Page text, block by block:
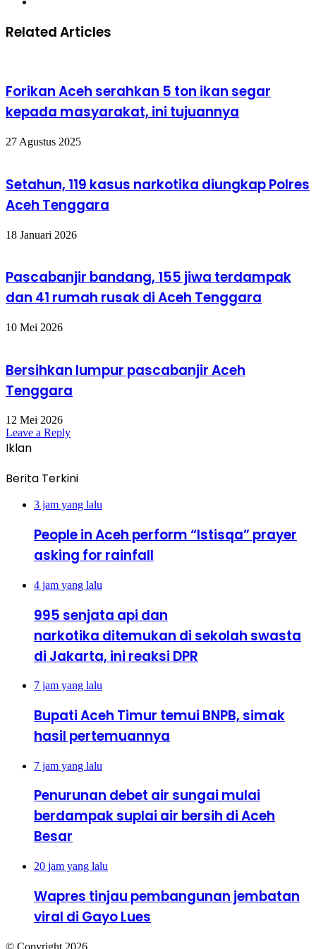
Related Articles
Forikan Aceh serahkan 5 ton ikan segar
kepada masyarakat, ini tujuannya
27 Agustus 2025
Setahun, 119 kasus narkotika diungkap Polres
Aceh Tenggara
18 Januari 2026
Pascabanjir bandang, 155 jiwa terdampak
dan 41 rumah rusak di Aceh Tenggara
10 Mei 2026
Bersihkan lumpur pascabanjir Aceh
Tenggara
12 Mei 2026
Leave a Reply
Iklan
Berita Terkini
3 jam yang lalu
People in Aceh perform “Istisqa” prayer
asking for rainfall
4 jam yang lalu
995 senjata api dan
narkotika ditemukan di sekolah swasta
di Jakarta, ini reaksi DPR
7 jam yang lalu
Bupati Aceh Timur temui BNPB, simak
hasil pertemuannya
7 jam yang lalu
Penurunan debet air sungai mulai
berdampak suplai air bersih di Aceh
Besar
20 jam yang lalu
Wapres tinjau pembangunan jembatan
viral di Gayo Lues
© Copyright 2026